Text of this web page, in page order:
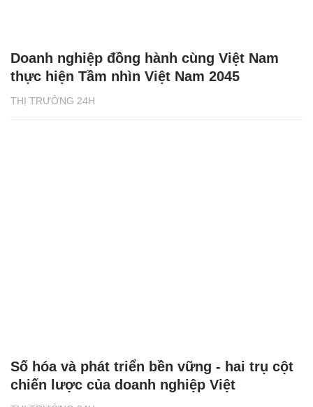
THỊ TRƯỜNG 24H
Doanh nghiệp đồng hành cùng Việt Nam
thực hiện Tầm nhìn Việt Nam 2045
Số hóa và phát triển bền vững - hai trụ cột
chiến lược của doanh nghiệp Việt